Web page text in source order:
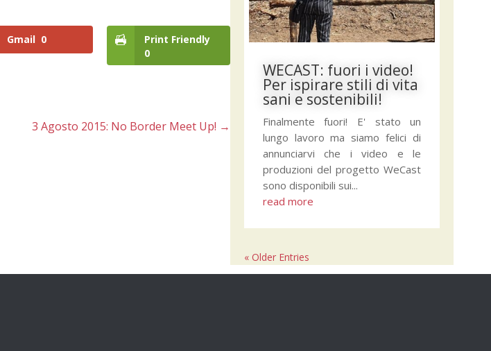
Gmail 0
Print Friendly
0
3 Agosto 2015: No Border Meet Up! →
WECAST: fuori i video!
Per ispirare stili di vita
sani e sostenibili!
Finalmente fuori! E' stato un
lungo lavoro ma siamo felici di
annunciarvi che i video e le
produzioni del progetto WeCast
sono disponibili sui...
read more
« Older Entries